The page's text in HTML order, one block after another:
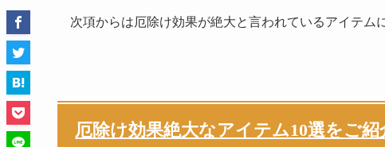
次項からは厄除け効果が絶大と言われているアイテム
厄除け効果絶大なアイテム10選をご紹